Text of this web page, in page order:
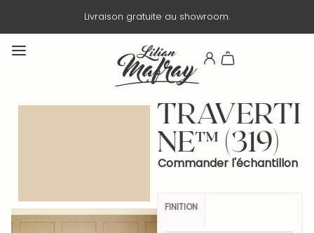
Livraison gratuite au showroom.
TRAVERTI
NE™ (319)
Commander l'échantillon
FINITION